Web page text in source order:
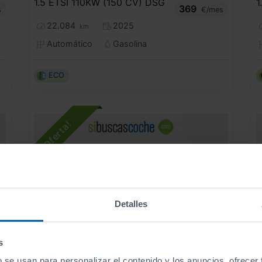
Detalles
1.5 ETSI 110KW (150 CV) DSG
22.084 km
2025
Automático
Gasolina
369 €/mes
ECO
- 2.000€